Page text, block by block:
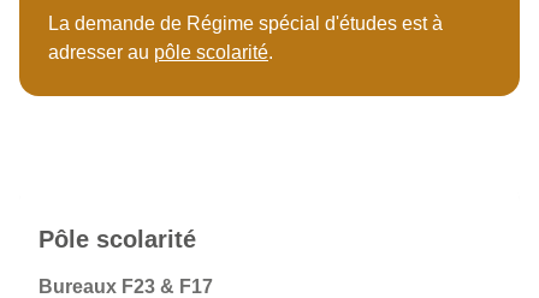
La demande de Régime spécial d'études est à
adresser au pôle scolarité.
Pôle scolarité
Bureaux F23 & F17